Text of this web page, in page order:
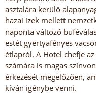
asztalára kerülő
hazai ízek mellett
naponta változó
estét gyertyafényes
étlapról. A Hotel chefje
számára is magas
érkezését megelőzően,
kíván igénybe venni.